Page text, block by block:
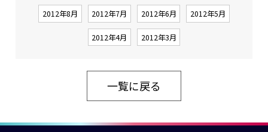
2012年8月 2012年7月 2012年6月 2012年5月
2012年4月 2012年3月
一覧に戻る